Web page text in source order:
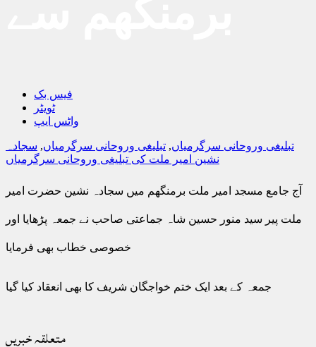
فیس بک
ٹویٹر
واٹس ایپ
تبلیغی وروحانی سرگرمیاں, تبلیغی وروحانی سرگرمیاں, سجادہ
نشین امیر ملت کی تبلیغی وروحانی سرگرمیاں
آج جامع مسجد امیر ملت برمنگھم میں سجادہ نشین حضرت امیر
ملت پیر سید منور حسین شاہ جماعتی صاحب نے جمعہ پڑھایا اور
خصوصی خطاب بھی فرمایا
جمعہ کے بعد ایک ختم خواجگان شریف کا بھی انعقاد کیا گیا
متعلقہ خبریں